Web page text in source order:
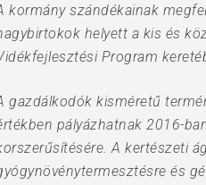
kormány szándékainak
helyett a kis és
Program
gazdálkodók kisméretű
pályázhatnak 2016-
A kertészeti
és